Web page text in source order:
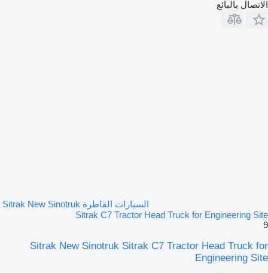
الاتصال بالبائع
السيارات القاطرة Sitrak New Sinotruk
Sitrak C7 Tractor Head Truck for Engineering Site
9
Sitrak New Sinotruk Sitrak C7 Tractor Head Truck for
Engineering Site